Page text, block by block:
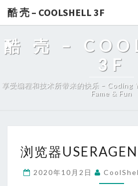
酷 壳 – COOLSHELL 3F
酷 壳 –
3F
享受编程和技术所带来的快乐 –
Fame & Fun
览
浏览器
2020年10月2日